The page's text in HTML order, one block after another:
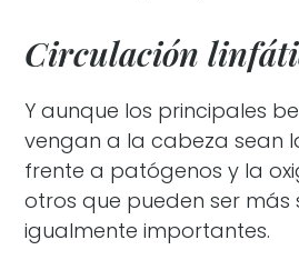
Circulación
Y aunque los principales
vengan a la cabeza sean
frente a patógenos y la
otros que pueden ser más
igualmente importantes.